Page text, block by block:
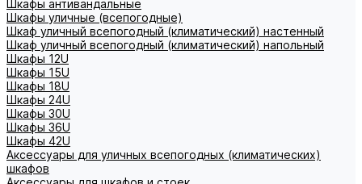
Шкафы антивандальные
Шкафы уличные (всепогодные)
Шкаф уличный всепогодный (климатический) настенный
Шкаф уличный всепогодный (климатический) напольный
Шкафы 12U
Шкафы 15U
Шкафы 18U
Шкафы 24U
Шкафы 30U
Шкафы 36U
Шкафы 42U
Аксессуары для уличных всепогодных (климатических)
шкафов